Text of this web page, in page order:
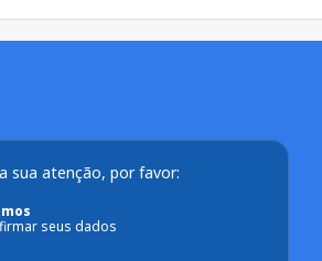
sua atenção, por favor:
seus dados